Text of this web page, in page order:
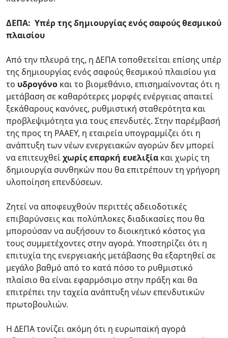
ΔΕΠΑ: Υπέρ της δημιουργίας ενός σαφούς θεσμικού
πλαισίου
Από την πλευρά της, η ΔΕΠΑ τοποθετείται επίσης υπέρ
της δημιουργίας ενός σαφούς θεσμικού πλαισίου για
το υδρογόνο και το βιομεθάνιο, επισημαίνοντας ότι η
μετάβαση σε καθαρότερες μορφές ενέργειας απαιτεί
ξεκάθαρους κανόνες, ρυθμιστική σταθερότητα και
προβλεψιμότητα για τους επενδυτές. Στην παρέμβασή
της προς τη ΡΑΑΕΥ, η εταιρεία υπογραμμίζει ότι η
ανάπτυξη των νέων ενεργειακών αγορών δεν μπορεί
να επιτευχθείχωρίς επαρκή ευελιξία και χωρίς τη
δημιουργία συνθηκών που θα επιτρέπουν τη γρήγορη
υλοποίηση επενδύσεων.
Zητεί να αποφευχθούν περιττές αδειοδοτικές
επιβαρύνσεις και πολύπλοκες διαδικασίες που θα
μπορούσαν να αυξήσουν το διοικητικό κόστος για
τους συμμετέχοντες στην αγορά. Υποστηρίζει ότι η
επιτυχία της ενεργειακής μετάβασης θα εξαρτηθεί σε
μεγάλο βαθμό από το κατά πόσο το ρυθμιστικό
πλαίσιο θα είναι εφαρμόσιμο στην πράξη και θα
επιτρέπει την ταχεία ανάπτυξη νέων επενδυτικών
πρωτοβουλιών.
Η ΔΕΠΑ τονίζει ακόμη ότι η ευρωπαϊκή αγορά